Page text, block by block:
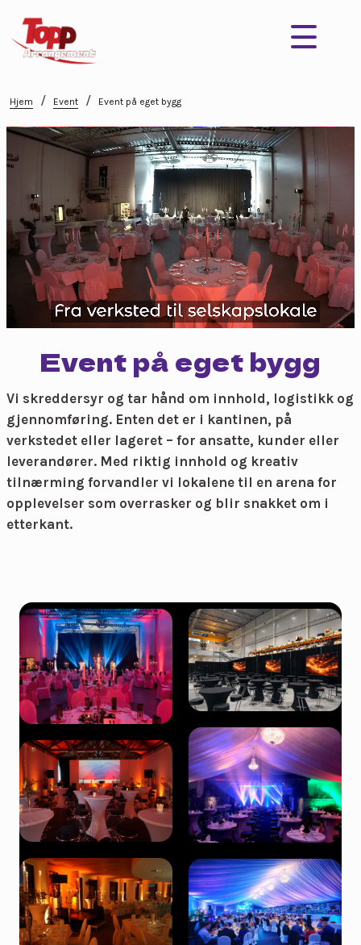
Hjem / Event / Event på eget bygg
Event på eget bygg
Vi skreddersyr og tar hånd om innhold, logistikk og
gjennomføring. Enten det er i kantinen, på
verkstedet eller lageret – for ansatte, kunder eller
leverandører. Med riktig innhold og kreativ
tilnærming forvandler vi lokalene til en arena for
opplevelser som overrasker og blir snakket om i
etterkant.